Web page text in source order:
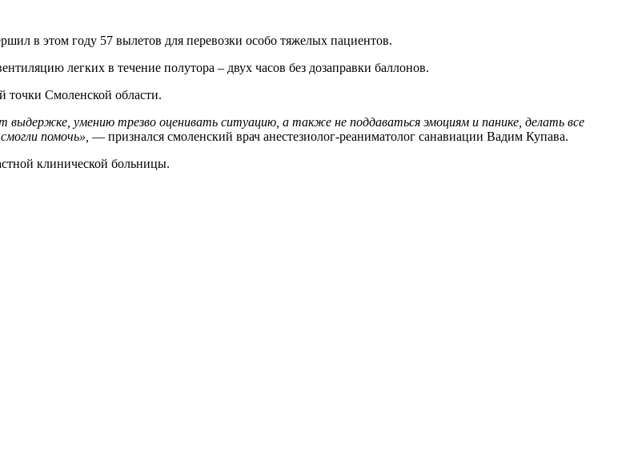
в этом году 57 вылетов для перевозки особо тяжелых пациентов.
легких в течение полутора – двух часов без дозаправки баллонов.
точки Смоленской области.
умению трезво оценивать ситуацию, а также не поддаваться эмоциям и панике, делать все
помочь», — признался смоленский врач анестезиолог-реаниматолог санавиации Вадим Купава.
клинической больницы.